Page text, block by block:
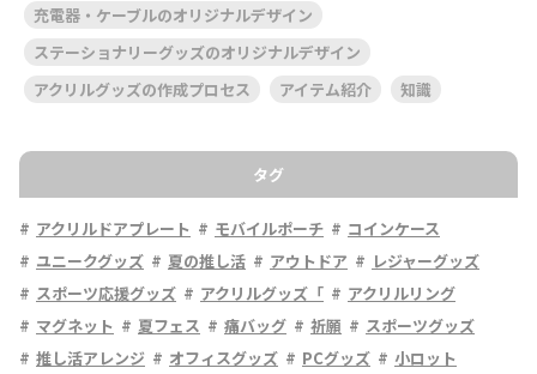
充電器・ケーブルのオリジナルデザイン
ステーショナリーグッズのオリジナルデザイン
アクリルグッズの作成プロセス
アイテム紹介 知識
タグ
アクリルドアプレート モバイルポーチ
コインケース
ユニークグッズ
夏の推し活 アウトドア
レジャーグッズ
スポーツ応援グッズ
アクリルグッズ「
アクリルリング
マグネット
夏フェス 痛バッグ 祈願
スポーツグッズ
推し活アレンジ
オフィスグッズ PCグッズ
小ロット